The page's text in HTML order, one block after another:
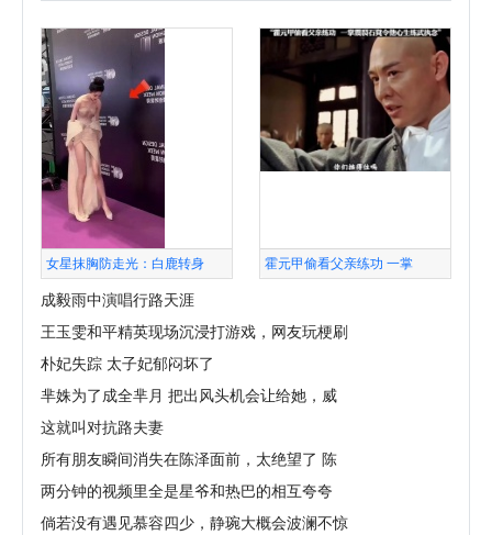
女星抹胸防走光：白鹿转身 霍元甲偷看父亲练功 一掌
成毅雨中演唱行路天涯
王玉雯和平精英现场沉浸打游戏，网友玩梗刷
朴妃失踪 太子妃郁闷坏了
芈姝为了成全芈月 把出风头机会让给她，威
这就叫对抗路夫妻
所有朋友瞬间消失在陈泽面前，太绝望了 陈
两分钟的视频里全是星爷和热巴的相互夸夸
倘若没有遇见慕容四少，静琬大概会波澜不惊